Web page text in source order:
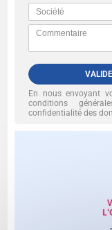
En nous envoyant
conditions
confidentialité des